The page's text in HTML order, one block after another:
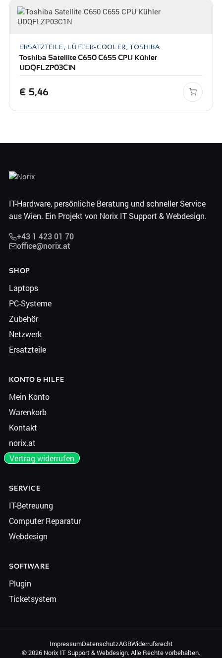
ERSATZTEILE, LÜFTER-COOLER, TOSHIBA
Toshiba Satellite C650 C655 CPU Kühler
UDQFLZP03C1N
€ 5,46
IT-Hardware, persönliche Beratung und schneller Service
aus Wien. Ein Projekt von Norix IT Support & Webdesign.
+43 1 423 01 70
office@norix.at
SHOP
Laptops
PC-Systeme
Zubehör
Netzwerk
Ersatzteile
KONTO & HILFE
Mein Konto
Warenkorb
Kontakt
norix.at
Vertrag widerrufen
SERVICE
IT-Betreuung
Computer Reparatur
Webdesign
SOFTWARE
Plugin
Ticketsystem
ImpressumDatenschutzAGBWiderrufsrecht
© 2026 Norix IT Support & Webdesign. Alle Rechte vorbehalten.